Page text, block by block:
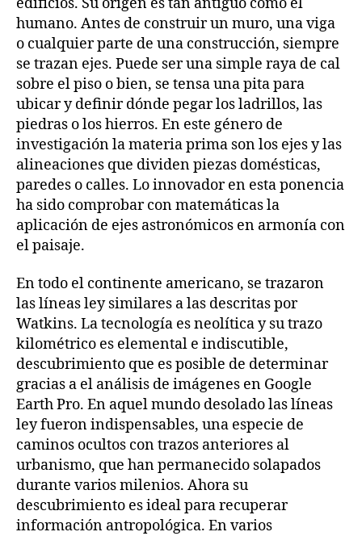
humano. Antes de construir un muro, una viga
o cualquier parte de una construcción, siempre
se trazan ejes. Puede ser una simple raya de cal
sobre el piso o bien, se tensa una pita para
ubicar y definir dónde pegar los ladrillos, las
piedras o los hierros. En este género de
investigación la materia prima son los ejes y las
alineaciones que dividen piezas domésticas,
paredes o calles. Lo innovador en esta ponencia
ha sido comprobar con matemáticas la
aplicación de ejes astronómicos en armonía con
el paisaje.
En todo el continente americano, se trazaron
las líneas ley similares a las descritas por
Watkins. La tecnología es neolítica y su trazo
kilométrico es elemental e indiscutible,
descubrimiento que es posible de determinar
gracias a el análisis de imágenes en Google
Earth Pro. En aquel mundo desolado las líneas
ley fueron indispensables, una especie de
caminos ocultos con trazos anteriores al
urbanismo, que han permanecido solapados
durante varios milenios. Ahora su
descubrimiento es ideal para recuperar
información antropológica. En varios